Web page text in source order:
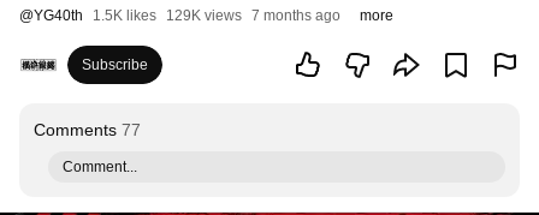
@YG40th 1.5K likes 129K views 7 months ago more
Subscribe
Comments 77
Comment...